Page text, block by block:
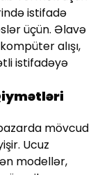
istifadə
üçün. Əlavə
alışı,
istifadəyə
mövcud
Ucuz
modellər,